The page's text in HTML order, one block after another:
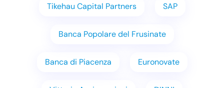
Tikehau Capital Partners SAP
Banca Popolare del Frusinate
Banca di Piacenza Euronovate